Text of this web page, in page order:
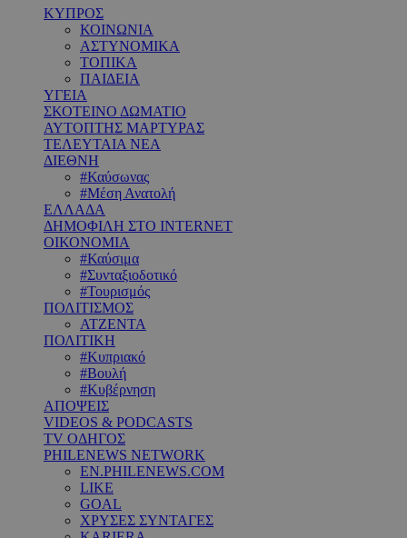
ΚΥΠΡΟΣ
ΚΟΙΝΩΝΙΑ
ΑΣΤΥΝΟΜΙΚΑ
ΤΟΠΙΚΑ
ΠΑΙΔΕΙΑ
ΥΓΕΙΑ
ΣΚΟΤΕΙΝΟ ΔΩΜΑΤΙΟ
ΑΥΤΟΠΤΗΣ ΜΑΡΤΥΡΑΣ
ΤΕΛΕΥΤΑΙΑ ΝΕΑ
ΔΙΕΘΝΗ
#Καύσωνας
#Μέση Ανατολή
ΕΛΛΑΔΑ
ΔΗΜΟΦΙΛΗ ΣΤΟ INTERNET
ΟΙΚΟΝΟΜΙΑ
#Καύσιμα
#Συνταξιοδοτικό
#Τουρισμός
ΠΟΛΙΤΙΣΜΟΣ
ΑΤΖΕΝΤΑ
ΠΟΛΙΤΙΚΗ
#Κυπριακό
#Βουλή
#Κυβέρνηση
ΑΠΟΨΕΙΣ
VIDEOS & PODCASTS
TV ΟΔΗΓΟΣ
PHILENEWS NETWORK
EN.PHILENEWS.COM
LIKE
GOAL
ΧΡΥΣΕΣ ΣΥΝΤΑΓΕΣ